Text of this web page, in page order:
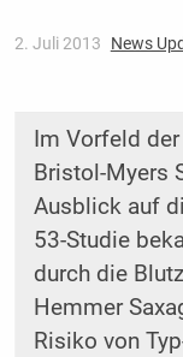
2. Juli 2013 News
Im Vorfeld
Bristol-Myers
Ausblick auf
53-Studie
durch die
Hemmer
Risiko von